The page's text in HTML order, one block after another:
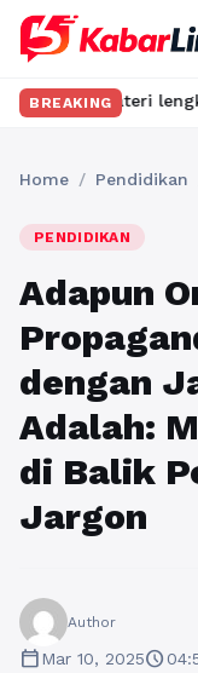
BREAKINGhanya di
Home / Pendidikan
PENDIDIKAN
Adapun
dengan
Adalah:
di Balik
Jargon
Author
calendar_todayMar 10, 2025schedule